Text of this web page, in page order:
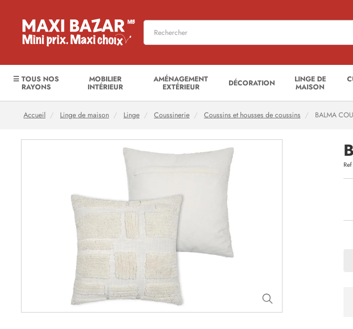
☰ TOUS NOS
RAYONS
MOBILIER
INTÉRIEUR
AMÉNAGEMENT
EXTÉRIEUR
DÉCORATION
LINGE DE
MAISON
Accueil Linge de maison Linge Coussinerie Coussins et housses de coussins BALMA